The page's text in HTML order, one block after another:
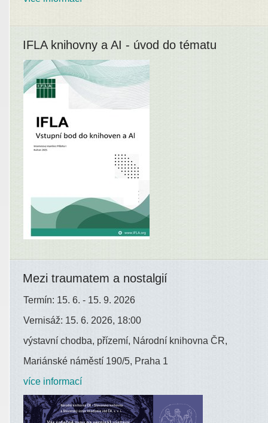
IFLA knihovny a AI - úvod do tématu
Mezi traumatem a nostalgií
Termín: 15. 6. - 15. 9. 2026
Vernisáž: 15. 6. 2026, 18:00
výstavní chodba, přízemí, Národní knihovna ČR,
Mariánské náměstí 190/5, Praha 1
více informací